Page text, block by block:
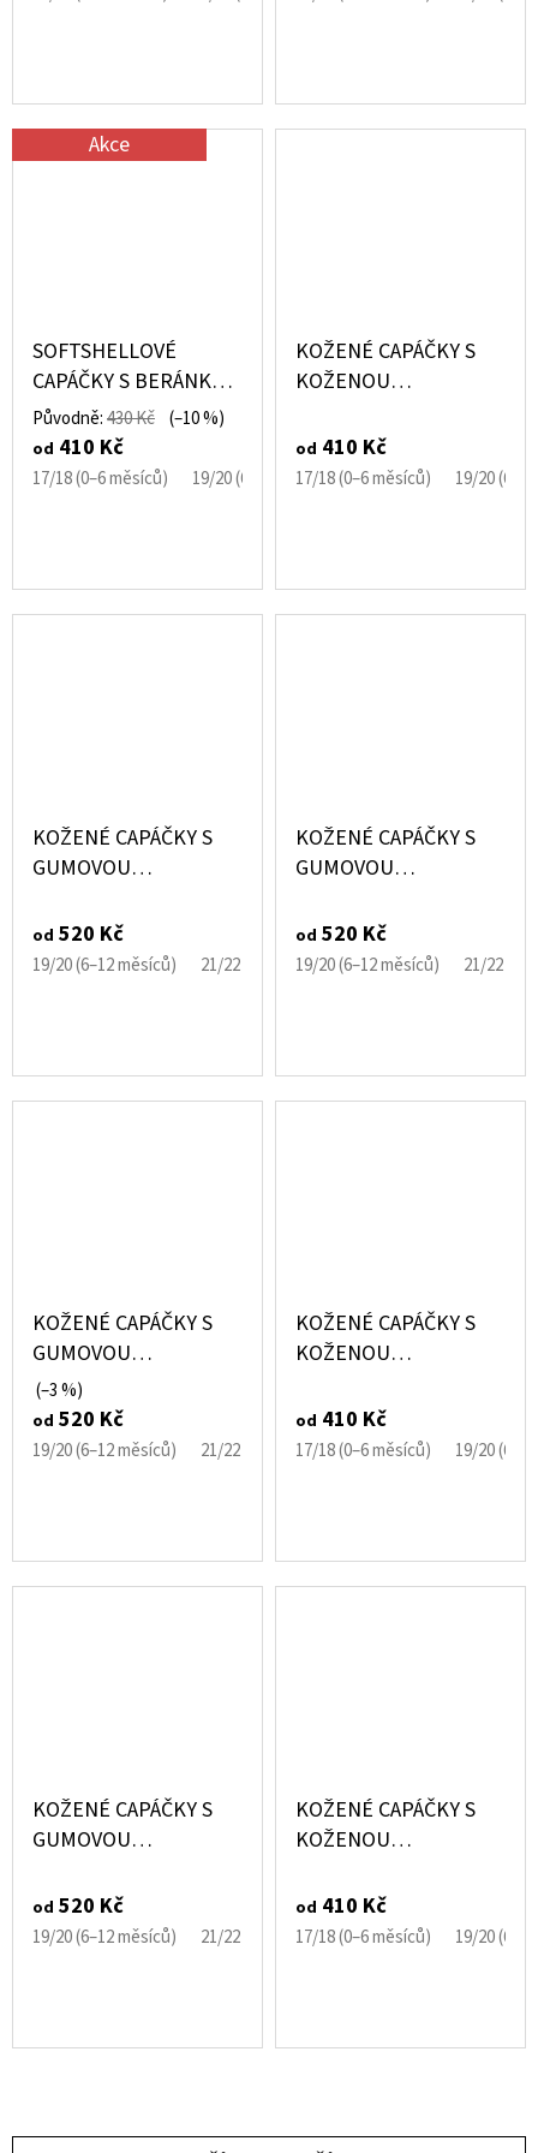
Akce
SOFTSHELLOVÉ
CAPÁČKY S BERÁNKEM
SVĚTLE FIALOVÉ S
BRZDIČKOU
Původně:430 Kč (–10 %)
od 410 Kč
17/18 (0–6 měsíců) 19/20 (6–12 měsíců) 21/22 (12–18 měsíců)
KOŽENÉ CAPÁČKY S
KOŽENOU
PERFOROVANÉ
CAROZOO
od 410 Kč
17/18 (0–6 měsíců) 19/20
KOŽENÉ CAPÁČKY S
GUMOVOU
STEGOSAURUS
CAROZOO
od 520 Kč
19/20 (6–12 měsíců) 21/22 (12–18 měsíců) 23/24 (18–24 měsíců)
KOŽENÉ CAPÁČKY S
GUMOVOU
CAROZOO
od 520 Kč
19/20 (6–12 měsíců) 21/22
KOŽENÉ CAPÁČKY S
GUMOVOU
PODRÁŽKOU
SANDÁLKY RŮŽOVÉ S
KVĚTINAMI CAROZOO
(–3 %)
od 520 Kč
19/20 (6–12 měsíců) 21/22 (12–18 měsíců) 23/24 (18–24 měsíců)
KOŽENÉ CAPÁČKY S
KOŽENOU
SANDÁLKY S
KVĚTINAMI CAROZOO
od 410 Kč
17/18 (0–6 měsíců) 19/20
KOŽENÉ CAPÁČKY S
GUMOVOU
S KOČIČKOU
CAROZOO
od 520 Kč
19/20 (6–12 měsíců) 21/22 (12–18 měsíců) 23/24 (18–24 měsíců)
KOŽENÉ CAPÁČKY S
KOŽENOU
CAROZOO
od 410 Kč
17/18 (0–6 měsíců) 19/20